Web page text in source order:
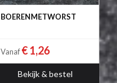
BOERENMETWORST
Vanaf € 1,26
Bekijk & bestel